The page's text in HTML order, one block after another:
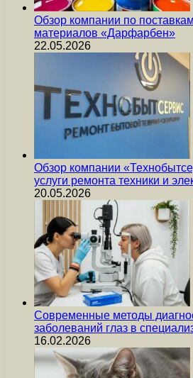
Обзор компании по
материалов «Дарфарбен»
22.05.2026
Обзор компании
услуги ремонта техники и
20.05.2026
Современные методы
заболеваний глаз в
16.02.2026